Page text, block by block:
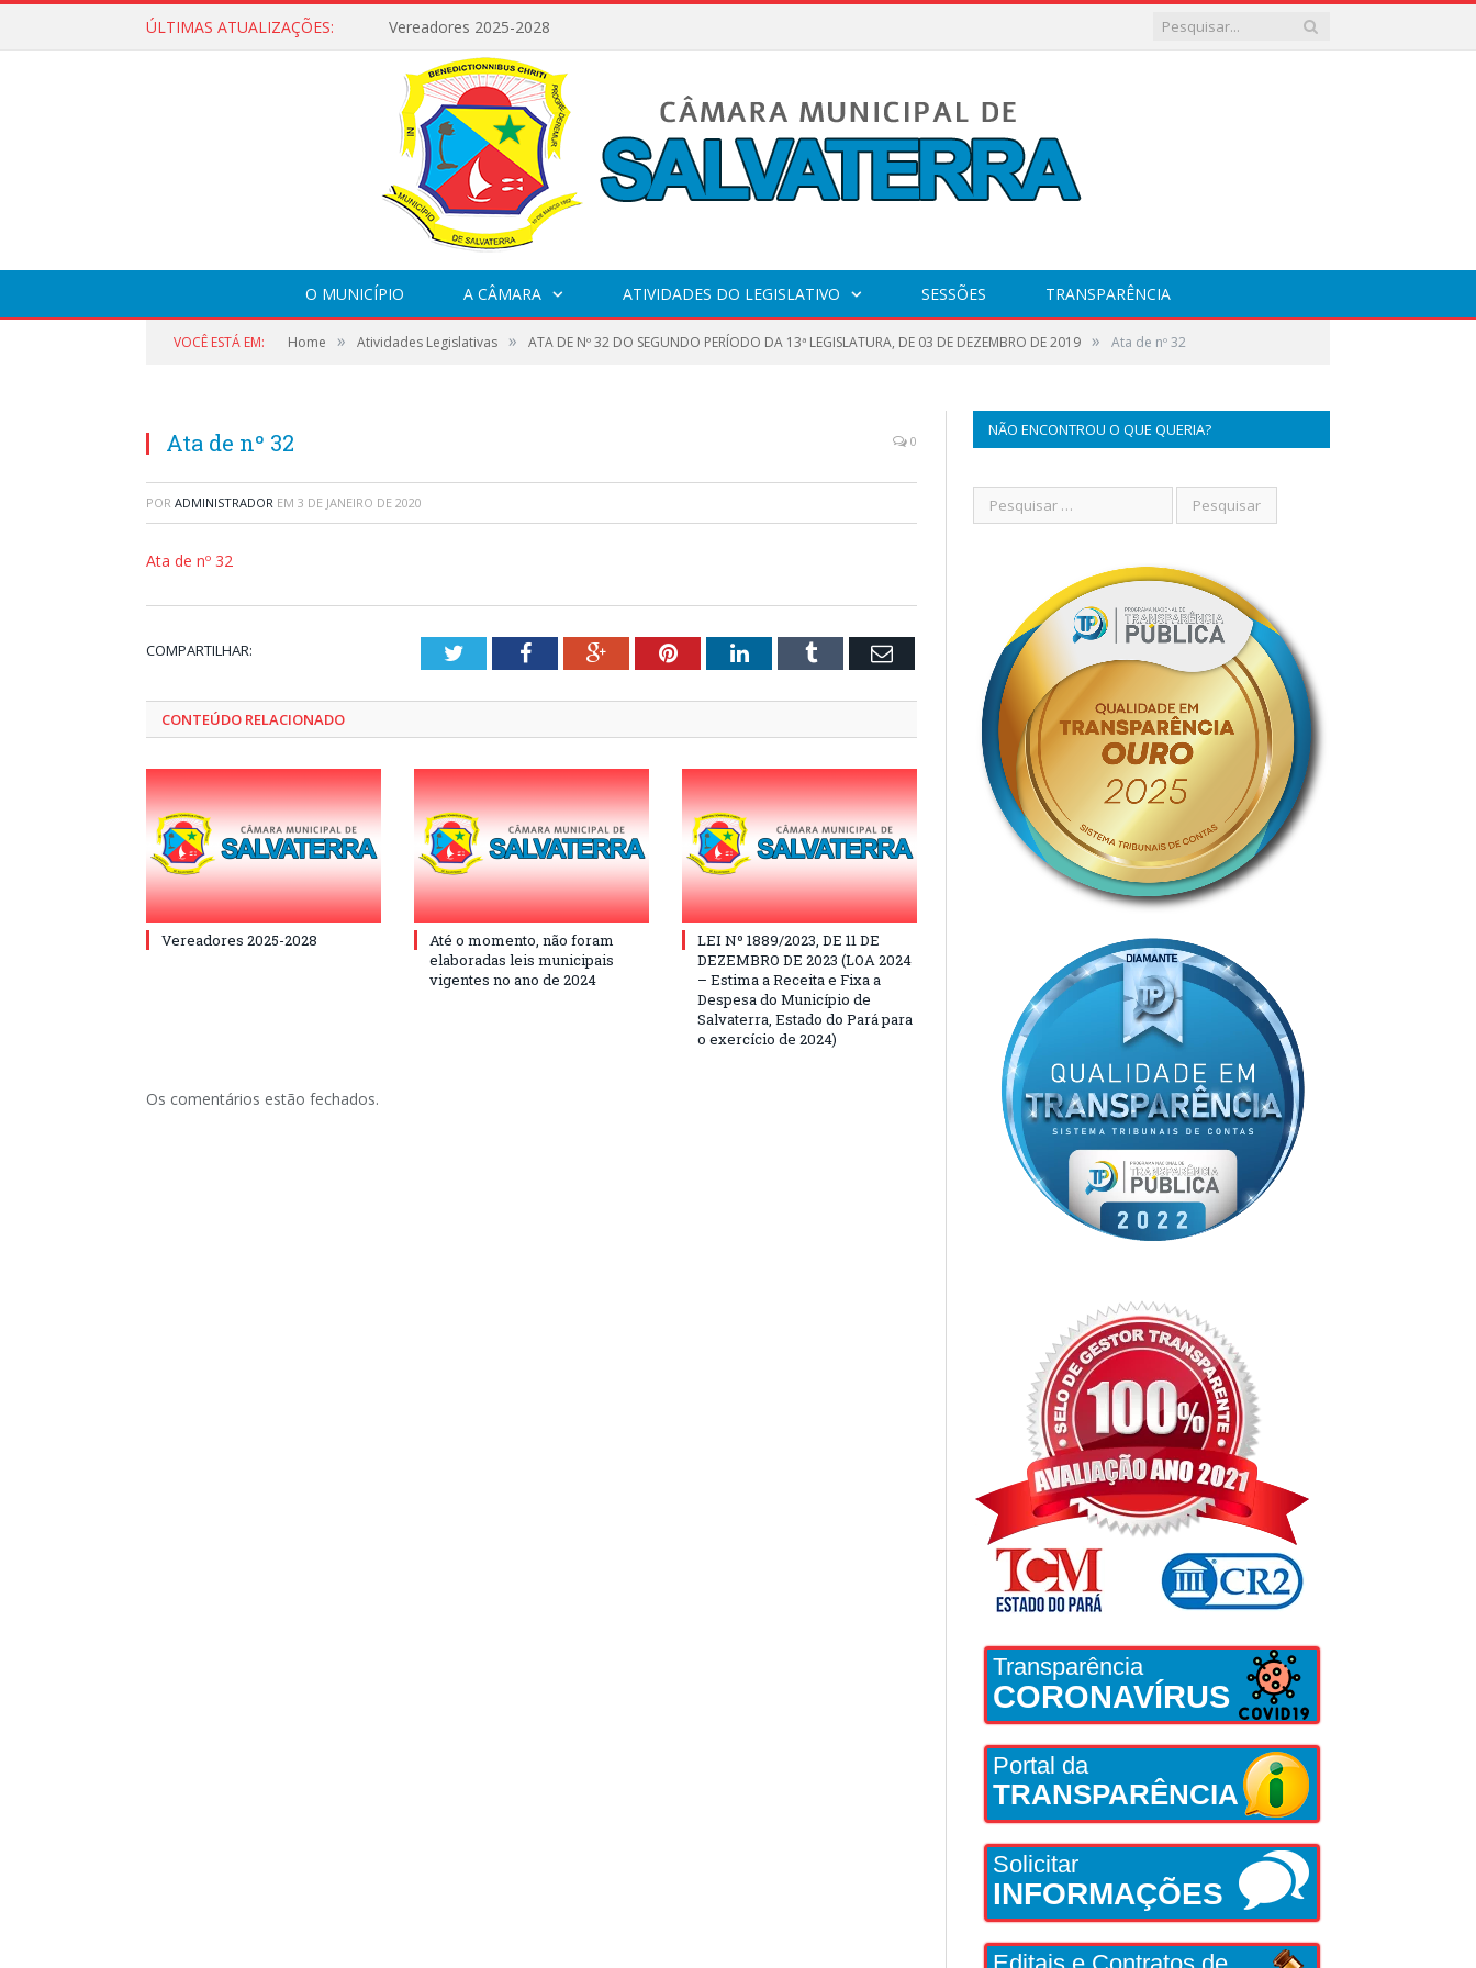
ÚLTIMAS ATUALIZAÇÕES: Vereadores 2025-2028
O MUNICÍPIO A CÂMARA ATIVIDADES DO LEGISLATIVO SESSÕES TRANSPARÊNCIA
VOCÊ ESTÁ EM: Home » Atividades Legislativas » ATA DE Nº 32 DO SEGUNDO PERÍODO DA 13ª LEGISLATURA, DE 03 DE DEZEMBRO DE 2019 » Ata de nº 32
Ata de nº 32 0
POR ADMINISTRADOR EM 3 DE JANEIRO DE 2020
Ata de nº 32
COMPARTILHAR: TwitterFacebookGoogle+PinterestLinkedInTumblr Email
CONTEÚDO RELACIONADO
Vereadores 2025-2028
Até o momento, não foram
elaboradas leis municipais
vigentes no ano de 2024
LEI Nº 1889/2023, DE 11 DE
DEZEMBRO DE 2023 (LOA 2024
– Estima a Receita e Fixa a
Despesa do Município de
Salvaterra, Estado do Pará para
o exercício de 2024)
Os comentários estão fechados.
NÃO ENCONTROU O QUE QUERIA?
Transparência
CORONAVÍRUS
Portal da
TRANSPARÊNCIA
Solicitar
INFORMAÇÕES